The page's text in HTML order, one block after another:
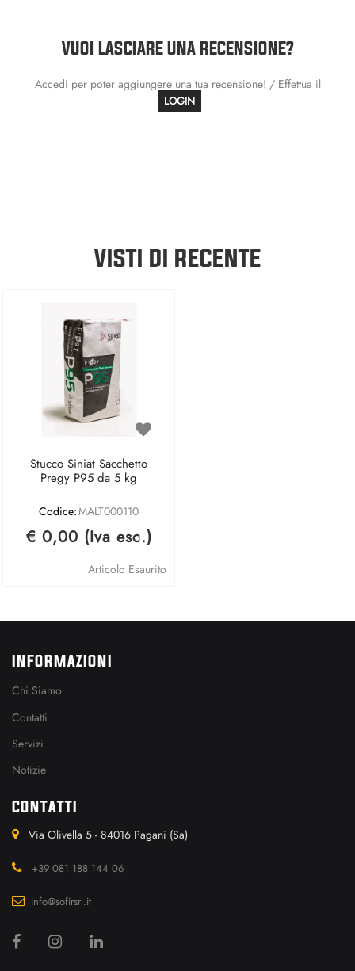
VUOI LASCIARE UNA RECENSIONE?
Accedi per poter aggiungere una tua recensione! / Effettua il
LOGIN
VISTI DI RECENTE
Stucco Siniat Sacchetto
Pregy P95 da 5 kg
Codice:MALT000110
€ 0,00 (Iva esc.)
Articolo Esaurito
INFORMAZIONI
Chi Siamo
Contatti
Servizi
Notizie
CONTATTI
Via Olivella 5 - 84016 Pagani (Sa)
+39 081 188 144 06
info@sofirsrl.it